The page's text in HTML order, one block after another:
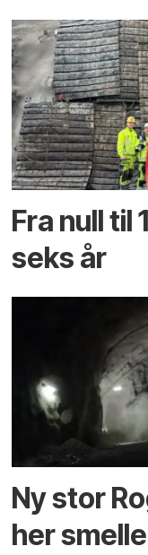
Fra null til
seks år
Ny stor
her